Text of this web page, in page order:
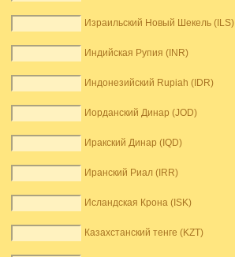
Израильский Новый Шекель (ILS)
Индийская Рупия (INR)
Индонезийский Rupiah (IDR)
Иорданский Динар (JOD)
Иракский Динар (IQD)
Иранский Риал (IRR)
Исландская Крона (ISK)
Казахстанский тенге (KZT)